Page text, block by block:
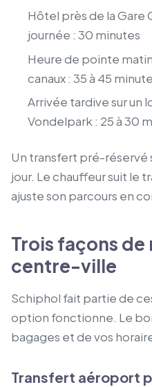
Hôtel près de la Gare
journée : 30 minutes
Heure de pointe
canaux : 35 à 45
Arrivée tardive sur un
Vondelpark : 25 à 30
Un transfert pré-réservé
jour. Le chauffeur suit le
ajuste son parcours en
Trois façons
centre-ville
Schiphol fait partie de
option fonctionne. Le
bagages et de vos
Transfert aéroport